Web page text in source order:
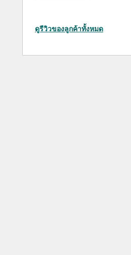
ดูรีวิวของลูกค้าทั้งหมด